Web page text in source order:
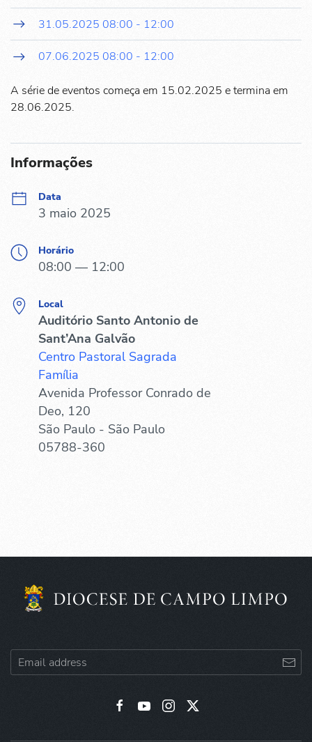
31.05.2025 08:00 - 12:00
07.06.2025 08:00 - 12:00
A série de eventos começa em 15.02.2025 e termina em
28.06.2025.
Informações
Data
3 maio 2025
Horário
08:00 — 12:00
Local
Auditório Santo Antonio de
Sant’Ana Galvão
Centro Pastoral Sagrada
Família
Avenida Professor Conrado de
Deo, 120
São Paulo - São Paulo
05788-360